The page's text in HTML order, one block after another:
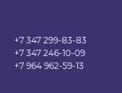
+7 347 299-83-83
+7 347 246-10-09
+7 964 962-59-13